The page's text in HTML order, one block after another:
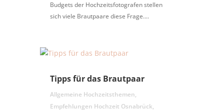
Budgets der Hochzeitsfotografen stellen
sich viele Brautpaare diese Frage....
Tipps für das Brautpaar
Allgemeine Hochzeitsthemen,
Empfehlungen Hochzeit Osnabrück,